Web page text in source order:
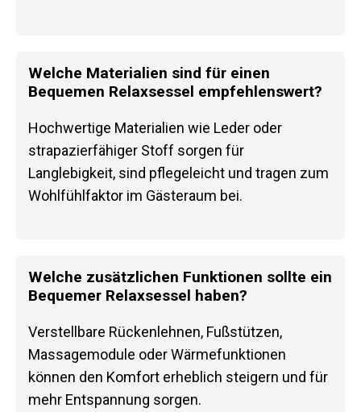
Welche Materialien sind für einen
Bequemen Relaxsessel empfehlenswert?
Hochwertige Materialien wie Leder oder
strapazierfähiger Stoff sorgen für
Langlebigkeit, sind pflegeleicht und tragen zum
Wohlfühlfaktor im Gästeraum bei.
Welche zusätzlichen Funktionen sollte ein
Bequemer Relaxsessel haben?
Verstellbare Rückenlehnen, Fußstützen,
Massagemodule oder Wärmefunktionen
können den Komfort erheblich steigern und für
mehr Entspannung sorgen.